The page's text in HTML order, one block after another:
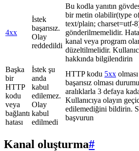
4xx
İstek
başarısız.
Olay
reddedildi
Bu kodla yanıtın
bir metin olabilir(type
text/plain; charset=utf-
gönderilmemelidir.
kanal veya program
düzeltilmelidir.
hakkında bilgilendirin
Başka
bir
HTTP
kodu
veya
bağlantı
hatası
İstek şu
anda
kabul
edilemez.
Olay
kabul
edilmedi
HTTP kodu 5xx
başarısız olması
aralıklarla 3 defaya
Kullanıcıya olayın
edilemediğini bildirin.
başvurun
Kanal oluşturma#